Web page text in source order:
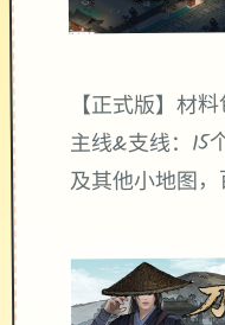
【正式版】材料
主线&支线：15
及其他小地图